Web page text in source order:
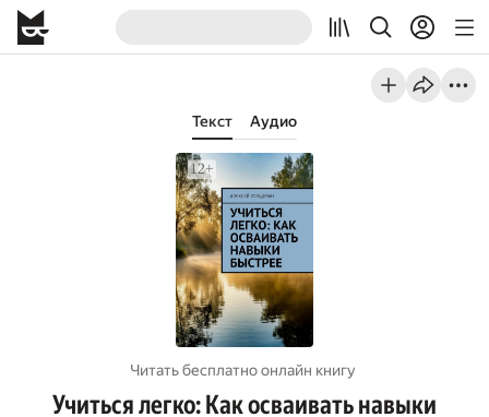
Текст Аудио
Читать бесплатно онлайн книгу
Учиться легко: Как осваивать навыки